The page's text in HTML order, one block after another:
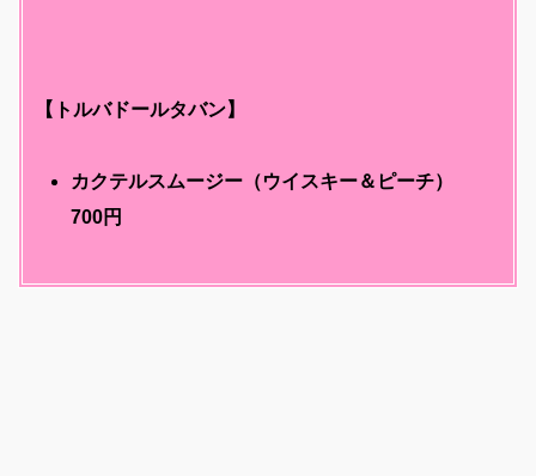
【トルバドールタバン】
カクテルスムージー（ウイスキー＆ピーチ）
700円